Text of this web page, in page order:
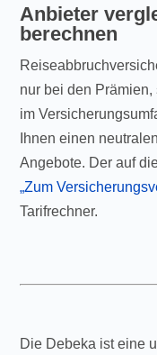
Anbieter
berechnen
nur bei den
im
Ihnen einen
Angebote. Der auf
„Zum
Tarifrechner.
Die Debeka ist eine